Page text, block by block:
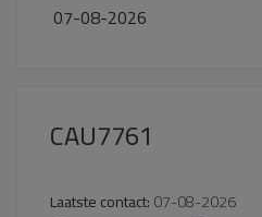
07-08-2026
CAU7761
Laatste contact:07-08-2026